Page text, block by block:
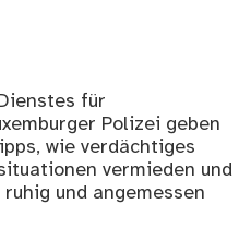
für
Polizei geben
wie verdächtiges
vermieden und
und angemessen